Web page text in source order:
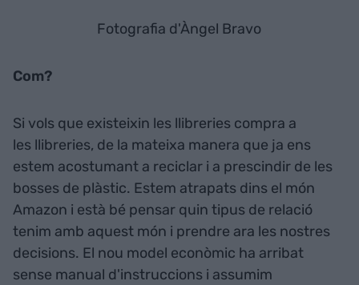
Fotografia d'Àngel Bravo
Com?
Si vols que existeixin les llibreries compra a
les llibreries, de la mateixa manera que ja ens
estem acostumant a reciclar i a prescindir de les
bosses de plàstic. Estem atrapats dins el món
Amazon i està bé pensar quin tipus de relació
tenim amb aquest món i prendre ara les nostres
decisions. El nou model econòmic ha arribat
sense manual d'instruccions i assumim